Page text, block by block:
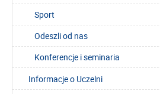
Sport
Odeszli od nas
Konferencje i seminaria
Informacje o Uczelni